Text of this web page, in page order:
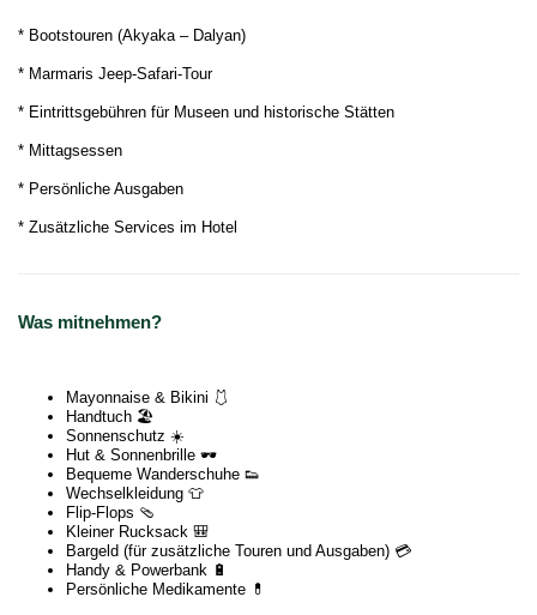
* Bootstouren (Akyaka – Dalyan)
* Marmaris Jeep-Safari-Tour
* Eintrittsgebühren für Museen und historische Stätten
* Mittagsessen
* Persönliche Ausgaben
* Zusätzliche Services im Hotel
Was mitnehmen?
Mayonnaise & Bikini 🩱
Handtuch 🏖
Sonnenschutz ☀️
Hut & Sonnenbrille 🕶
Bequeme Wanderschuhe 👟
Wechselkleidung 👕
Flip-Flops 🩴
Kleiner Rucksack 🎒
Bargeld (für zusätzliche Touren und Ausgaben) 💳
Handy & Powerbank 🔋
Persönliche Medikamente 💊